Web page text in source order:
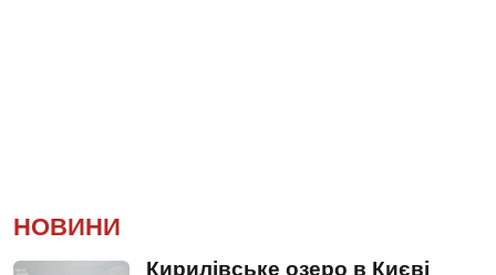
НОВИНИ
Кирилівське озеро в Києві